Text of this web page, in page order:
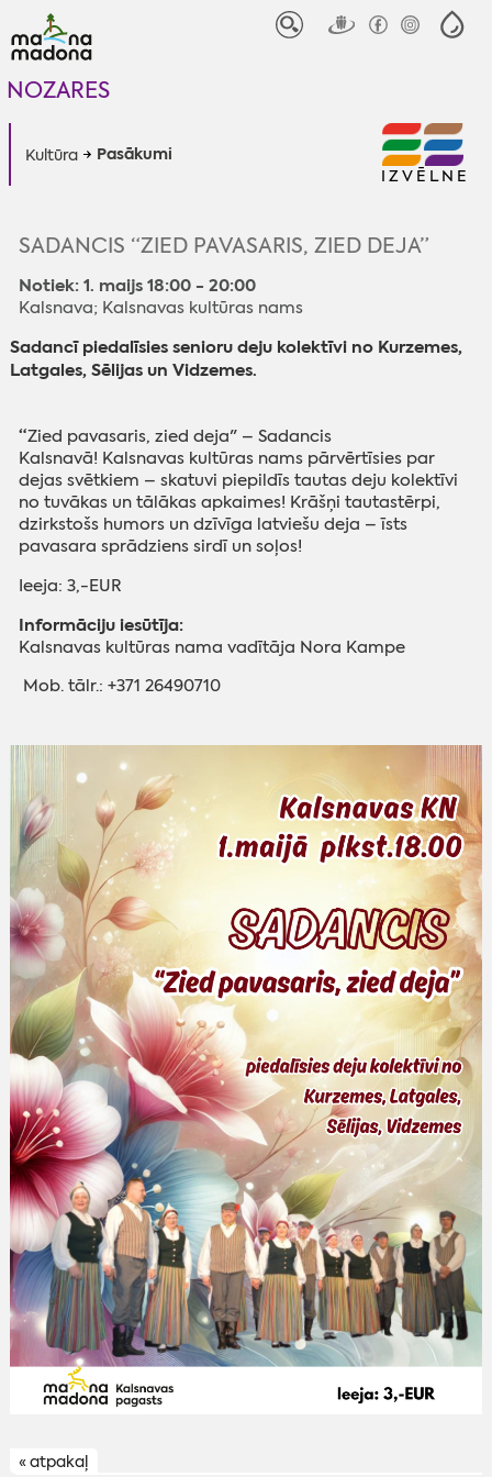
NOZARES
Kultūra Pasākumi
IZVĒLNE
SADANCIS “ZIED PAVASARIS, ZIED DEJA”
Notiek: 1. maijs 18:00 - 20:00
Kalsnava; Kalsnavas kultūras nams
Sadancī piedalīsies senioru deju kolektīvi no Kurzemes,
Latgales, Sēlijas un Vidzemes.
“Zied pavasaris, zied deja" – Sadancis
Kalsnavā! Kalsnavas kultūras nams pārvērtīsies par
dejas svētkiem – skatuvi piepildīs tautas deju kolektīvi
no tuvākas un tālākas apkaimes! Krāšņi tautastērpi,
dzirkstošs humors un dzīvīga latviešu deja – īsts
pavasara sprādziens sirdī un soļos!
Ieeja: 3,-EUR
Informāciju iesūtīja:
Kalsnavas kultūras nama vadītāja Nora Kampe
Mob. tālr.: +371 26490710
« atpakaļ